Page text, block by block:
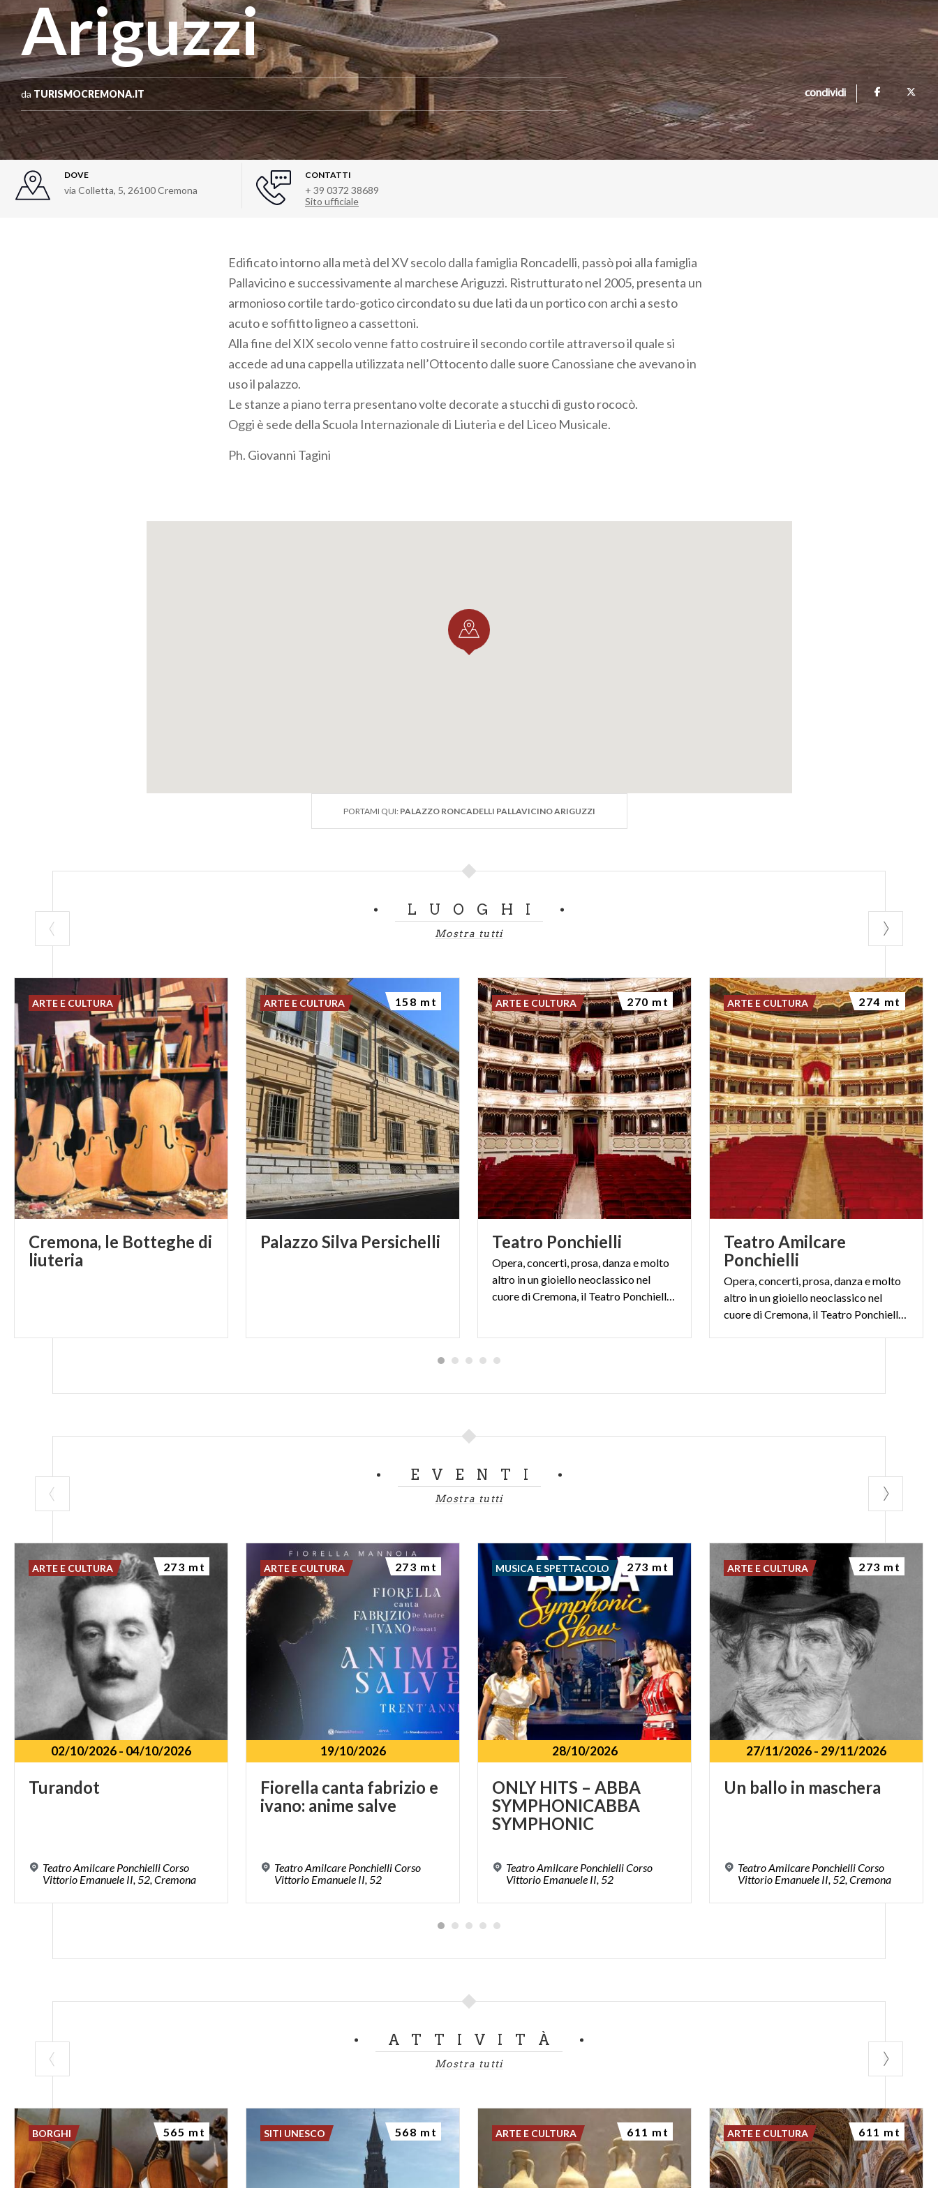
Ariguzzi
da TURISMOCREMONA.IT condividi
DOVE
via Colletta, 5, 26100Cremona
CONTATTI
+ 39 0372 38689
Sito ufficiale
Edificato intorno alla metà del XV secolo dalla famiglia Roncadelli, passò poi alla famiglia
Pallavicino e successivamente al marchese Ariguzzi. Ristrutturato nel 2005, presenta un
armonioso cortile tardo-gotico circondato su due lati da un portico con archi a sesto
acuto e soffitto ligneo a cassettoni.
Alla fine del XIX secolo venne fatto costruire il secondo cortile attraverso il quale si
accede ad una cappella utilizzata nell’Ottocento dalle suore Canossiane che avevano in
uso il palazzo.
Le stanze a piano terra presentano volte decorate a stucchi di gusto rococò.
Oggi è sede della Scuola Internazionale di Liuteria e del Liceo Musicale.
Ph. Giovanni Tagini
PORTAMI QUI: PALAZZO RONCADELLI PALLAVICINO ARIGUZZI
LUOGHI
Mostra tutti
Cremona, le Botteghe di
liuteria
ARTE E CULTURA
Palazzo Silva Persichelli
ARTE E CULTURA 158 mt
Teatro Ponchielli
Opera, concerti, prosa, danza e molto
altro in un gioiello neoclassico nel
cuore di Cremona, il Teatro Ponchielli firmato Canonica
ARTE E CULTURA 270 mt
Teatro Amilcare
Ponchielli
Opera, concerti, prosa, danza e molto
altro in un gioiello neoclassico nel
cuore di Cremona, il Teatro Ponchielli firmato Canonica
ARTE E CULTURA 274 mt
EVENTI
Mostra tutti
02/10/2026- 04/10/2026
Turandot
Teatro Amilcare Ponchielli Corso
Vittorio Emanuele II, 52, Cremona
ARTE E CULTURA 273 mt
19/10/2026
Fiorella canta fabrizio e
ivano: anime salve
Teatro Amilcare Ponchielli Corso
Vittorio Emanuele II, 52
ARTE E CULTURA 273 mt
28/10/2026
ONLY HITS – ABBA
SYMPHONICABBA
SYMPHONIC
Teatro Amilcare Ponchielli Corso
Vittorio Emanuele II, 52
MUSICA E SPETTACOLO 273 mt
27/11/2026- 29/11/2026
Un ballo in maschera
Teatro Amilcare Ponchielli Corso
Vittorio Emanuele II, 52, Cremona
ARTE E CULTURA 273 mt
ATTIVITÀ
Mostra tutti
BORGHI 565 mt SITI UNESCO 568 mt ARTE E CULTURA 611 mt ARTE E CULTURA 611 mt